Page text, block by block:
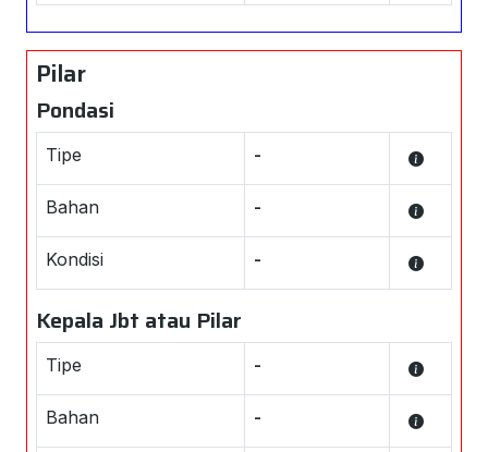
Pilar
Pondasi
Tipe -
Bahan -
Kondisi -
Kepala Jbt atau Pilar
Tipe -
Bahan -